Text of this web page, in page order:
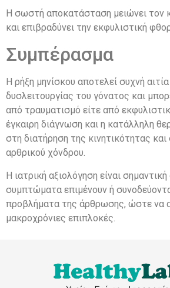
Η σωστή αποκατάσταση μειώνει τον
και επιβραδύνει την εκφυλιστική
Συμπέρασμα
Η ρήξη μηνίσκου αποτελεί συχνή
δυσλειτουργίας του γόνατος και
από τραυματισμό είτε από
έγκαιρη διάγνωση και η κατάλληλη
στη διατήρηση της κινητικότητας
αρθρικού χόνδρου.
Η ιατρική αξιολόγηση είναι
συμπτώματα επιμένουν ή
προβλήματα της άρθρωσης, ώστε να
μακροχρόνιες επιπλοκές.